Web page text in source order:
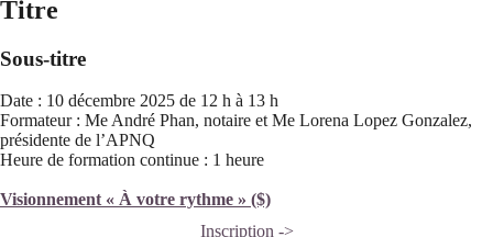
Titre
Sous-titre
Date : 10 décembre 2025 de 12 h à 13 h
Formateur : Me André Phan, notaire et Me Lorena Lopez Gonzalez,
présidente de l’APNQ
Heure de formation continue : 1 heure
Visionnement « À votre rythme » ($)
Inscription ->